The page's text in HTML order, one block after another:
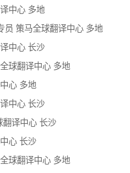
中心 多地
员 策马全球翻译中心 多地
中心 长沙
球翻译中心 多地
心 多地
中心 长沙
翻译中心 长沙
心 长沙
球翻译中心 多地